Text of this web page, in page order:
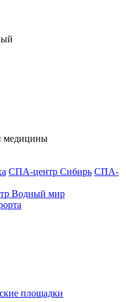
медицины
СПА-центр Сибирь СПА-
Водный мир
площадки